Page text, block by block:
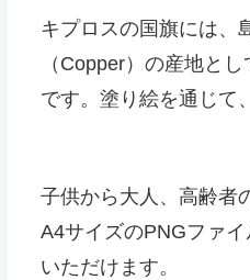
キプロスの国旗には、
（Copper）の産地と
です。塗り絵を通じて
子供から大人、高齢者
A4サイズのPNGファ
いただけます。